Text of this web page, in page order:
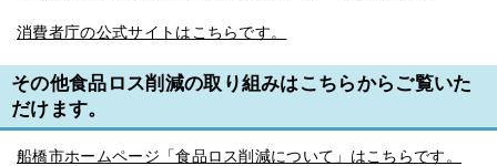
消費者庁の公式サイトはこちらです。
その他食品ロス削減の取り組みはこちらからご覧いた
だけます。
船橋市ホームページ「食品ロス削減について」はこちらです。